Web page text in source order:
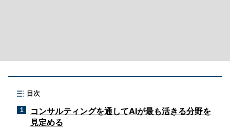
目次
1
コンサルティングを通してAIが最も活きる分野を
見定める